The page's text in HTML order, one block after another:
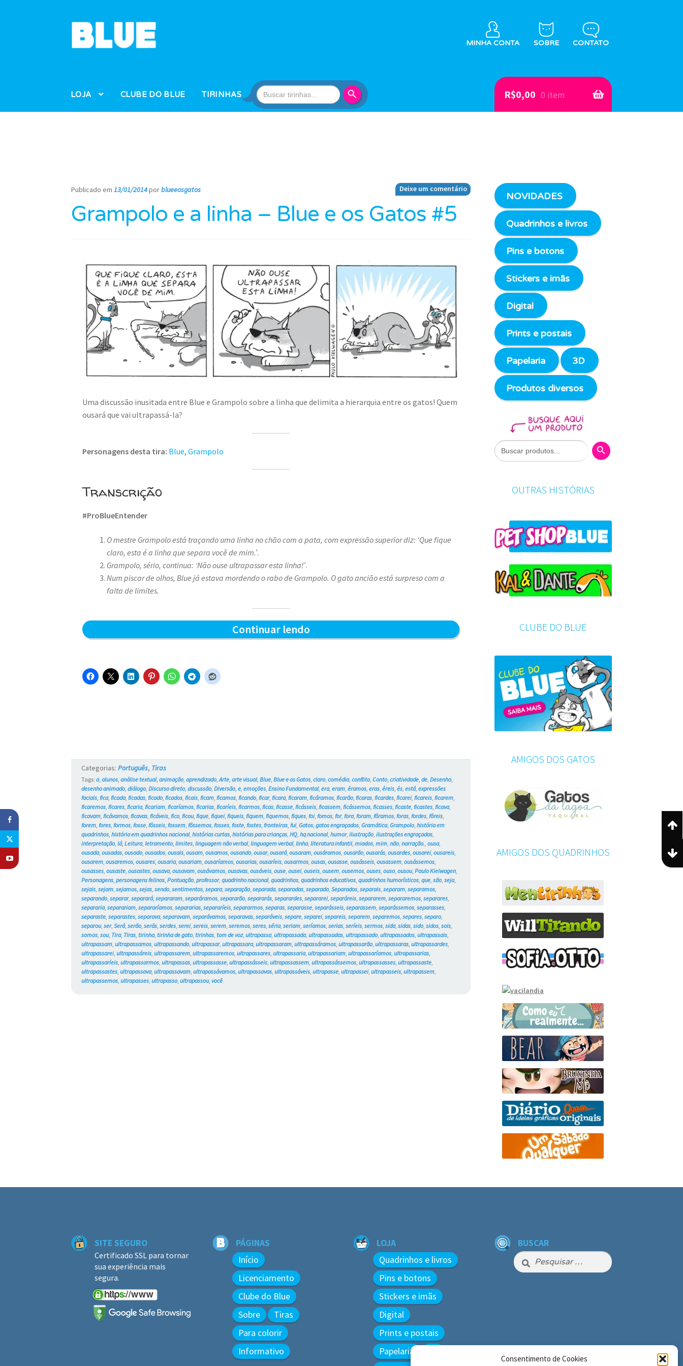
Consentimento de Cookies
Pular
para
Pular
para
MINHA CONTA SOBRE CONTATO
LOJA CLUBE DO BLUE TIRINHAS
Search
for:
R$0,00 0 item
Publicado em13/01/2014porblueeosgatos Deixe um comentário
Grampolo e a linha – Blue e os Gatos #5
Uma discussão inusitada entre Blue e Grampolo sobre a linha que delimita a hierarquia entre os gatos! Quem
ousará que vai ultrapassá-la?
Personagens desta tira: Blue,Grampolo
Transcrição
#ProBlueEntender
O mestre Grampolo está traçando uma linha no chão com a pata, com expressão superior diz: ‘Que fique
claro, esta é a linha que separa você de mim.’.
Grampolo, sério, continua: ‘Não ouse ultrapassar esta linha!’.
Num piscar de olhos, Blue já estava mordendo o rabo de Grampolo. O gato ancião está surpreso com a
falta de limites.
Continuar lendoGrampolo
#5
Categorias:Português, Tiras
Tags:a,alunos ,análise textual,animação,aprendizado,Arte ,arte visual,Blue ,Blue e os Gatos ,claro,comédia,conflito,Conto,criatividade ,de ,Desenho,
desenho animado,diálogo,Discurso direto,discussão,Diversão,e ,emoções ,Ensino Fundamental,era,eram ,éramos ,eras ,éreis ,és ,está,expressões
faciais ,fica,ficada,ficadas ,ficado,ficados ,ficais ,ficam ,ficamos ,ficando,ficar,ficara,ficaram ,ficáramos ,ficarão,ficaras ,ficardes ,ficarei,ficareis ,ficarem
ficaremos ,ficares ,ficaria,ficariam ,ficaríamos ,ficarias ,ficaríeis ,ficarmos ,ficas ,ficasse ,ficásseis ,ficassem ,ficássemos ,ficasses ,ficaste ,ficastes ,ficava,
ficavam ,ficávamos ,ficavas ,ficáveis ,fico,ficou,fique ,fiquei,fiqueis ,fiquem ,fiquemos ,fiques ,foi,fomos ,for,fora,foram ,fôramos ,foras ,fordes ,fôreis
forem ,fores ,formos ,fosse ,fôsseis ,fossem ,fôssemos ,fosses ,foste ,fostes ,fronteiras ,fui,Gatos ,gatos engraçados ,Gramática,Grampolo,história em
quadrinhos ,história em quadrinhos nacional,histórias curtas ,histórias para crianças ,HQ ,hq nacional,humor,ilustração,ilustrações engraçadas
interpretação,lá,Leitura,letramento,limites ,linguagem não verbal,linguagem verbal,linha,literatura infantil,miados ,mim ,não,narração. ,ousa,
ousada,ousadas ,ousado,ousados ,ousais ,ousam ,ousamos ,ousando,ousar,ousará,ousaram ,ousáramos ,ousarão,ousarás ,ousardes ,ousarei,ousareis
ousarem ,ousaremos ,ousares ,ousaria,ousariam ,ousaríamos ,ousarias ,ousaríeis ,ousarmos ,ousas ,ousasse ,ousásseis ,ousassem ,ousássemos
ousasses ,ousaste ,ousastes ,ousava,ousavam ,ousávamos ,ousavas ,ousáveis ,ouse ,ousei,ouseis ,ousem ,ousemos ,ouses ,ouso,ousou,Paulo Kielwagen
Personagens ,personagens felinos ,Pontuação,professor,quadrinho nacional,quadrinhos ,quadrinhos educativos ,quadrinhos humorísticos ,que ,são,seja,
sejais ,sejam ,sejamos ,sejas ,sendo,sentimentos ,separa,separação,separada,separadas ,separado,Separados ,separais ,separam ,separamos
separando,separar,separará,separaram ,separáramos ,separarão,separarás ,separardes ,separarei,separáreis ,separarem ,separaremos ,separares
separaria,separariam ,separaríamos ,separarias ,separaríeis ,separarmos ,separas ,separasse ,separásseis ,separassem ,separássemos ,separasses
separaste ,separastes ,separava,separavam ,separávamos ,separavas ,separáveis ,separe ,separei,separeis ,separem ,separemos ,separes ,separo,
separou,ser,Será,serão,serás ,serdes ,serei,sereis ,serem ,seremos ,seres ,séria,seriam ,seríamos ,serias ,seríeis ,sermos ,sida,sidas ,sido,sidos ,sois
somos ,sou, Tira, Tiras ,tirinha,tirinha de gato,tirinhas ,tom de voz,ultrapassa,ultrapassada,ultrapassadas ,ultrapassado,ultrapassados ,ultrapassais
ultrapassam ,ultrapassamos ,ultrapassando,ultrapassar,ultrapassara,ultrapassaram ,ultrapassáramos ,ultrapassarão,ultrapassaras ,ultrapassardes
ultrapassarei,ultrapassáreis ,ultrapassarem ,ultrapassaremos ,ultrapassares ,ultrapassaria,ultrapassariam ,ultrapassaríamos ,ultrapassarias
ultrapassaríeis ,ultrapassarmos ,ultrapassas ,ultrapassasse ,ultrapassásseis ,ultrapassassem ,ultrapassássemos ,ultrapassasses ,ultrapassaste
ultrapassastes ,ultrapassava,ultrapassavam ,ultrapassávamos ,ultrapassavas ,ultrapassáveis ,ultrapasse ,ultrapassei,ultrapasseis ,ultrapassem
ultrapassemos ,ultrapasses ,ultrapasso,ultrapassou,você
NOVIDADES
Quadrinhos e livros
Pins e botons
Stickers e imãs
Digital
Prints e postais
Papelaria 3D
Produtos diversos
Search
for:
Search Button
OUTRAS HISTÓRIAS
CLUBE DO BLUE
AMIGOS DOS GATOS
AMIGOS DOS QUADRINHOS
SITE SEGURO
Certificado SSL para tornar
sua experiência mais
segura.
PÁGINAS
Início
Licenciamento
Clube do Blue
Sobre
Tiras
Para colorir
Informativo
LOJA
Quadrinhos e livros
Pins e botons
Stickers e imãs
Digital
Prints e postais
Papelaria
BUSCAR
Pesquisar
por: